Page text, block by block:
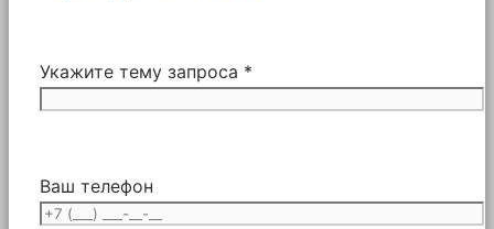
Укажите тему запроса *
Ваш телефон